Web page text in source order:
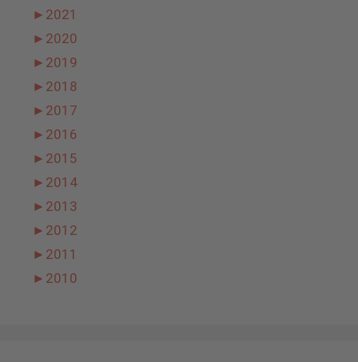
► 2021
► 2020
► 2019
► 2018
► 2017
► 2016
► 2015
► 2014
► 2013
► 2012
► 2011
► 2010